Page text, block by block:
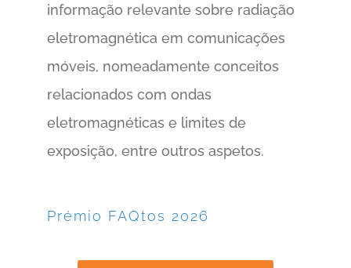
informação relevante sobre radiação
eletromagnética em comunicações
móveis, nomeadamente conceitos
relacionados com ondas
eletromagnéticas e limites de
exposição, entre outros aspetos.
Prémio FAQtos 2026